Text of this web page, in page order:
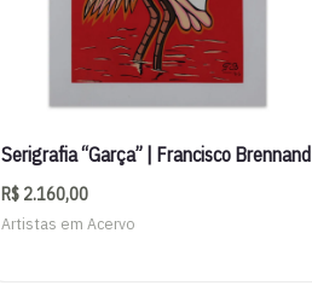
Serigrafia “Garça” | Francisco Brennand
R$ 2.160,00
Artistas em Acervo